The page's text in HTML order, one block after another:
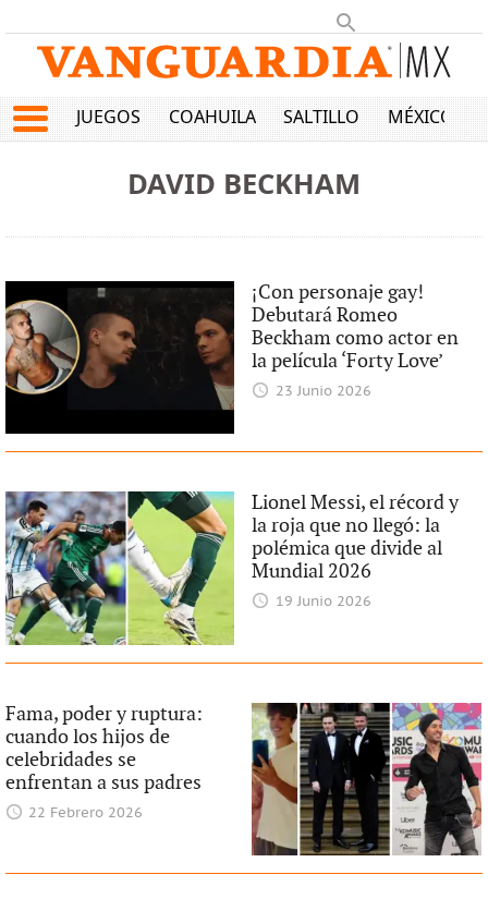
JUEGOS COAHUILA SALTILLO MÉXICO
DAVID BECKHAM
¡Con personaje gay!
Debutará Romeo
Beckham como actor en
la película ‘Forty Love’
23 Junio 2026
Lionel Messi, el récord y
la roja que no llegó: la
polémica que divide al
Mundial 2026
19 Junio 2026
Fama, poder y ruptura:
cuando los hijos de
celebridades se
enfrentan a sus padres
22 Febrero 2026